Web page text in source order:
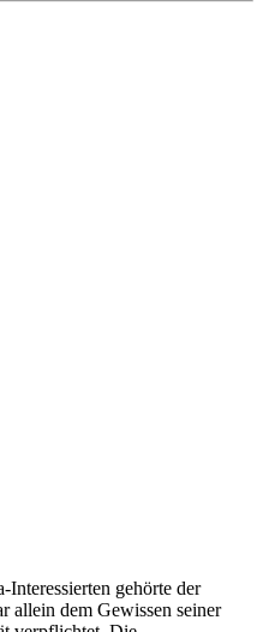
gehörte der
allein dem Gewissen seiner